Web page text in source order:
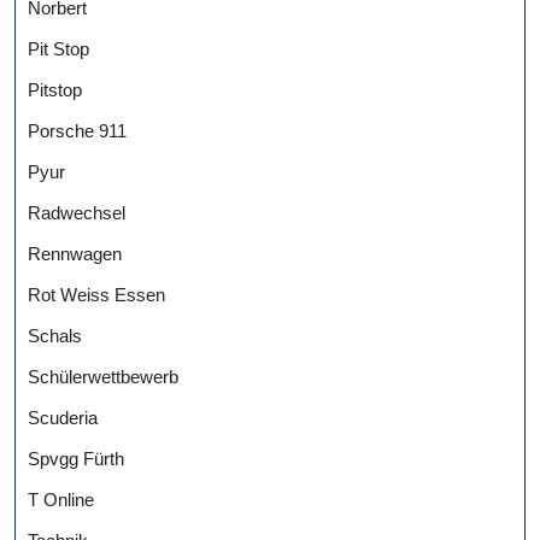
Norbert
Pit Stop
Pitstop
Porsche 911
Pyur
Radwechsel
Rennwagen
Rot Weiss Essen
Schals
Schülerwettbewerb
Scuderia
Spvgg Fürth
T Online